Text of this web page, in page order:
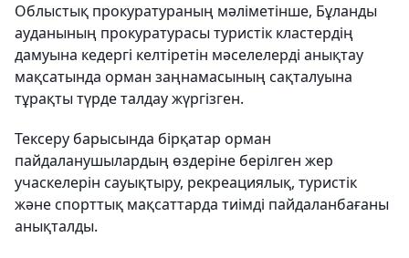
Облыстық прокуратураның мәліметінше, Бұланды
ауданының прокуратурасы туристік кластердің
дамуына кедергі келтіретін мәселелерді анықтау
мақсатында орман заңнамасының сақталуына
тұрақты түрде талдау жүргізген.
Тексеру барысында бірқатар орман
пайдаланушылардың өздеріне берілген жер
учаскелерін сауықтыру, рекреациялық, туристік
және спорттық мақсаттарда тиімді пайдаланбағаны
анықталды.